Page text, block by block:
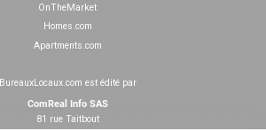
OnTheMarket
Homes.com
Apartments.com
BureauxLocaux.com est édité par
ComReal Info SAS
81 rue Taitbout